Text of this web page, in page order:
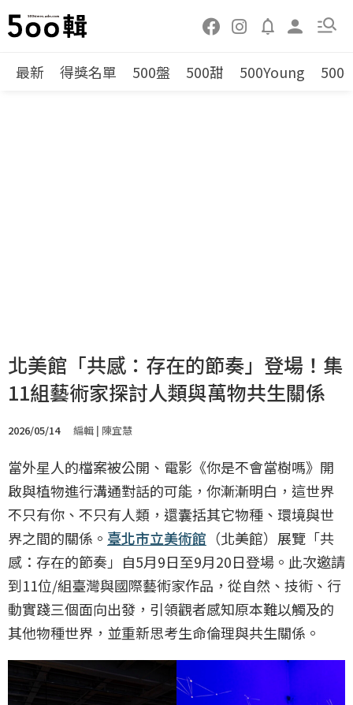
最新 得獎名單 500盤 500甜 500Young 500
北美館「共感：存在的節奏」登場！集
11組藝術家探討人類與萬物共生關係
2026/05/14 編輯 | 陳宜慧
當外星人的檔案被公開、電影《你是不會當樹嗎》開
啟與植物進行溝通對話的可能，你漸漸明白，這世界
不只有你、不只有人類，還囊括其它物種、環境與世
界之間的關係。 臺北市立美術館 （北美館）展覽「共
感：存在的節奏」自5月9日至9月20日登場。此次邀請
到11位/組臺灣與國際藝術家作品，從自然、技術、行
動實踐三個面向出發，引領觀者感知原本難以觸及的
其他物種世界，並重新思考生命倫理與共生關係。